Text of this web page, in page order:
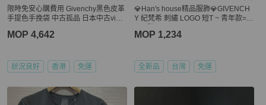
限時免安心購費用 Givenchy黑色皮革
手提色手挽袋 中古孤品 日本中古vinta
MOP 4,642
狀況良好 香港 免運
💎Han's house精品服飾💎GIVENCH
Y 紀梵希 刺繡 LOGO 短T ~ 青年款=女
MOP 1,234
全新品 台灣 免運